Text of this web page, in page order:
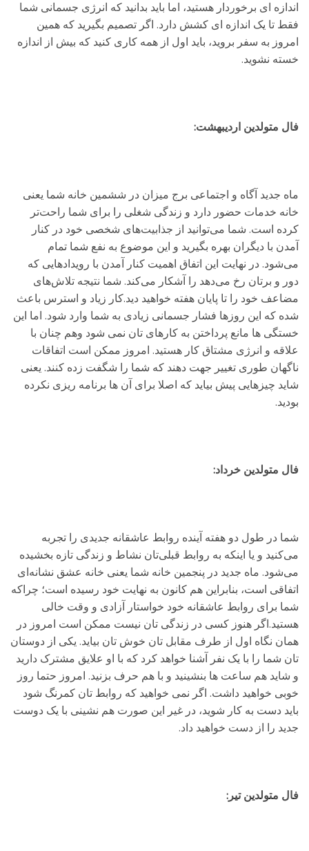
اندازه ای برخوردار هستید، اما باید بدانید که انرژی جسمانی شما
فقط تا یک اندازه ای کشش دارد. اگر تصمیم بگیرید که همین
امروز به سفر بروید، باید اول از همه کاری کنید که بیش از اندازه
خسته نشوید.
فال متولدین اردیبهشت:
ماه جدید آگاه و اجتماعی برج میزان در ششمین خانه شما یعنی
خانه خدمات حضور دارد و زندگی شغلی را برای شما راحت‌تر
کرده است. شما می‌توانید از جذابیت‌های شخصی خود در کنار
آمدن با دیگران بهره بگیرید و این موضوع به نفع شما تمام
می‌شود. در نهایت این اتفاق اهمیت کنار آمدن با رویدادهایی که
دور و برتان رخ می‌دهد را آشکار می‌کند. شما نتیجه تلاش‌های
مضاعف خود را تا پایان هفته خواهید دید.کار زیاد و استرس باعث
شده که این روزها فشار جسمانی زیادی به شما وارد شود. اما این
خستگی ها مانع پرداختن به کارهای تان نمی شود وهم چنان با
علاقه و انرژی مشتاق کار هستید. امروز ممکن است اتفاقات
ناگهان طوری تغییر جهت دهند که شما را شگفت زده کنند. یعنی
شاید چیزهایی پیش بیاید که اصلا برای آن ها برنامه ریزی نکرده
بودید.
فال متولدین خرداد:
شما در طول دو هفته آینده روابط عاشقانه جدیدی را تجربه
می‌کنید و یا اینکه به روابط قبلی‌تان نشاط و زندگی تازه بخشیده
می‌شود. ماه جدید در پنجمین خانه شما یعنی خانه عشق نشانه‌ای
اتفاقی است، بنابراین هم کانون به نهایت خود رسیده است؛ چراکه
شما برای روابط عاشقانه خود خواستار آزادی و وقت خالی
هستید.اگر هنوز کسی در زندگی تان نیست ممکن است امروز در
همان نگاه اول از طرف مقابل تان خوش تان بیاید. یکی از دوستان
تان شما را با یک نفر آشنا خواهد کرد که با او علایق مشترک دارید
و شاید هم ساعت ها بنشینید و با هم حرف بزنید. امروز حتما روز
خوبی خواهید داشت. اگر نمی خواهید که روابط تان کمرنگ شود
باید دست به کار شوید، در غیر این صورت هم نشینی با یک دوست
جدید را از دست خواهید داد.
فال متولدین تیر: